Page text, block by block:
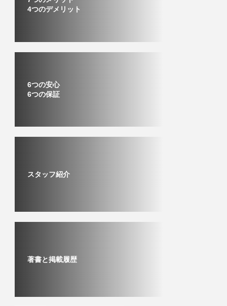
4つのデメリット
6つの安心
6つの保証
スタッフ紹介
著書と掲載履歴